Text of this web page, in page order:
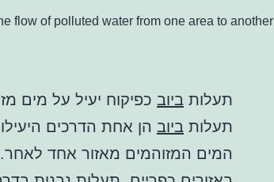
flow of polluted water from one area to another.
תעלות ביוב כפיקוח יעיל על מים
תעלות ביוב הן אחת הדרכים
המים המזוהמים מאזור אחד לאחר.